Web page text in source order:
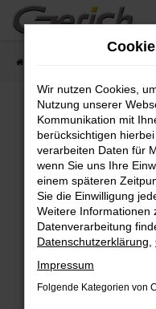
Zum
Fehler:
Beim Laden ist ein
Hier sind ein paar
Überprüfe
Laden andere
Suchmaschine?
Prüfe deine
Wir nutzen Cookies,
Nutzung unserer
Kommunikation mit
berücksichtigen
verarbeiten Daten für
wenn Sie uns Ihre
einem späteren
Sie die Einwilligung
Weitere Informationen
Datenverarbeitung
Datenschutzerklärung
Impressum
Folgende Kategorien von